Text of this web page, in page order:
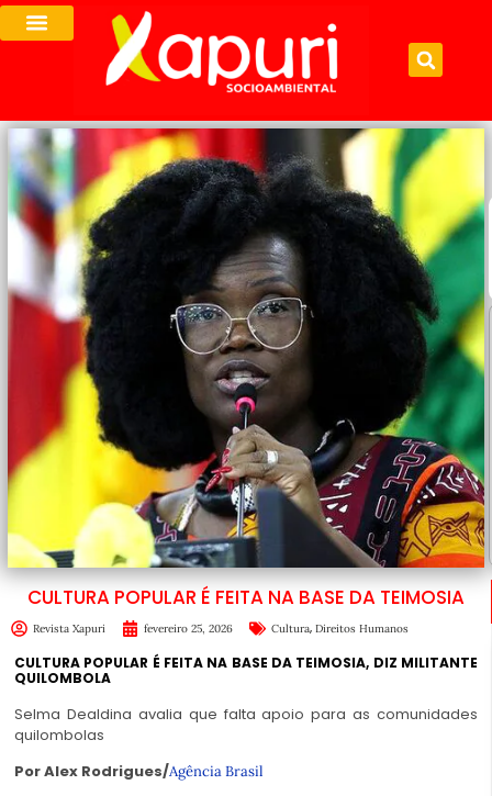
CULTURA POPULAR É FEITA NA BASE DA TEIMOSIA
Revista Xapuri fevereiro 25, 2026 Cultura, Direitos Humanos
CULTURA POPULAR É FEITA NA BASE DA TEIMOSIA, DIZ MILITANTE
QUILOMBOLA
Selma Dealdina avalia que falta apoio para as comunidades
quilombolas
Por Alex Rodrigues/Agência Brasil